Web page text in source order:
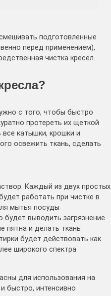
подготовленные
перед применением),
чистка кресел.
с того, чтобы быстро
протереть их щеткой
катышки, крошки и
освежить ткань, сделать
Каждый из двух простых
работать при чистке в
мытья посуды
будет выводить загрязнение
пятна и делать ткань
будет действовать как
широкого спектра
для использования на
быстро, интенсивно